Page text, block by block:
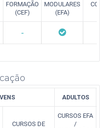
FORMAÇÃO
(CEF)
MODULARES
(EFA)
-
ADULTOS
CURSOS DE
CURSOS EFA
/